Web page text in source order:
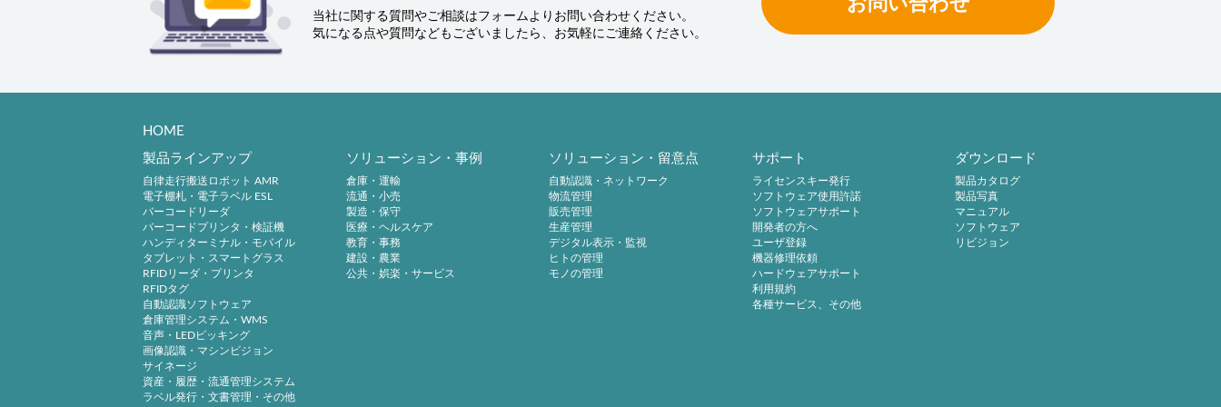
当社に関する質問やご相談はフォームよりお問い合わせください。
気になる点や質問などもございましたら、お気軽にご連絡ください。
HOME
製品ラインアップ
自律走行搬送ロボット AMR
電子棚札・電子ラベル ESL
バーコードリーダ
バーコードプリンタ・検証機
ハンディターミナル・モバイル
タブレット・スマートグラス
RFIDリーダ・プリンタ
RFIDタグ
自動認識ソフトウェア
倉庫管理システム・WMS
音声・LEDピッキング
画像認識・マシンビジョン
サイネージ
資産・履歴・流通管理システム
ラベル発行・文書管理・その他
ソリューション・事例
倉庫・運輸
流通・小売
製造・保守
医療・ヘルスケア
教育・事務
建設・農業
公共・娯楽・サービス
ソリューション・留意点
自動認識・ネットワーク
物流管理
販売管理
生産管理
デジタル表示・監視
ヒトの管理
モノの管理
サポート
ライセンスキー発行
ソフトウェア使用許諾
ソフトウェアサポート
開発者の方へ
ユーザ登録
機器修理依頼
ハードウェアサポート
利用規約
各種サービス、その他
ダウンロード
製品カタログ
製品写真
マニュアル
ソフトウェア
リビジョン